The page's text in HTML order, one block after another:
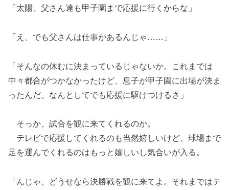
「太陽、父さん達も甲子園まで応援に行くからな」
「え、でも父さんは仕事があるんじゃ……」
「そんなの休むに決まっているじゃないか。これまでは
中々都合がつかなかったけど、息子が甲子園に出場が決ま
ったんだ。なんとしてでも応援に駆けつけるさ」
そっか、試合を観に来てくれるのか。
テレビで応援してくれるのも当然嬉しいけど、球場まで
足を運んでくれるのはもっと嬉しいし気合いが入る。
「んじゃ、どうせなら決勝戦を観に来てよ。それまではテ